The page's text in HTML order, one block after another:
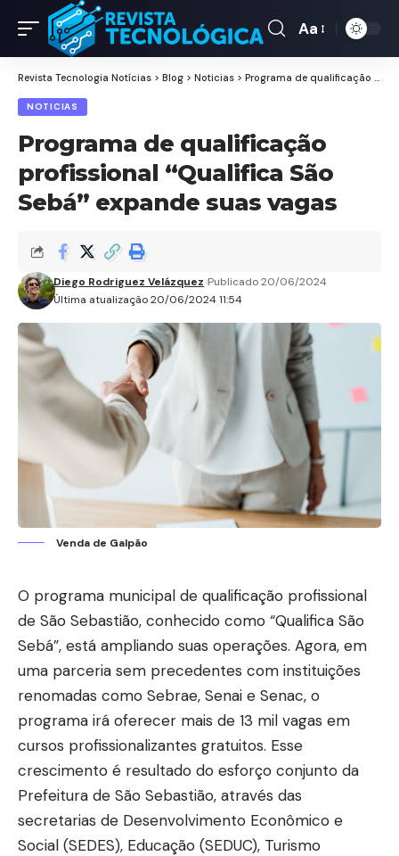
Aa
Revista Tecnologia Notícias > Blog > Noticias > Programa de qualificação profissional “Qualifica São Sebá” expande suas vagas
NOTICIAS
Programa de qualificação
profissional “Qualifica São
Sebá” expande suas vagas
Última atualização 20/06/2024 11:54
Diego Rodriguez Velázquez Publicado 20/06/2024
Venda de Galpão
O programa municipal de qualificação profissional
de São Sebastião, conhecido como “Qualifica São
Sebá”, está ampliando suas operações. Agora, em
uma parceria sem precedentes com instituições
renomadas como Sebrae, Senai e Senac, o
programa irá oferecer mais de 13 mil vagas em
cursos profissionalizantes gratuitos. Esse
crescimento é resultado do esforço conjunto da
Prefeitura de São Sebastião, através das
secretarias de Desenvolvimento Econômico e
Social (SEDES), Educação (SEDUC), Turismo